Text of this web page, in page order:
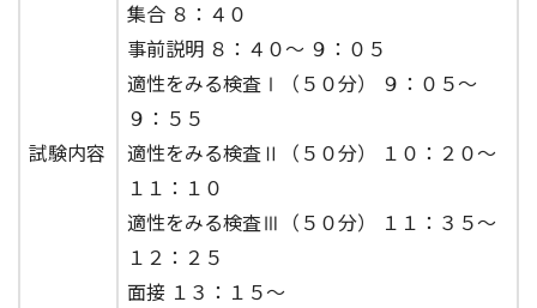
試験内容
集合 ８：４０
事前説明 ８：４０～ ９：０５
適性をみる検査Ⅰ（５０分） ９：０５～
９：５５
適性をみる検査Ⅱ（５０分） １０：２０～
１１：１０
適性をみる検査Ⅲ（５０分） １１：３５～
１２：２５
面接 １３：１５～